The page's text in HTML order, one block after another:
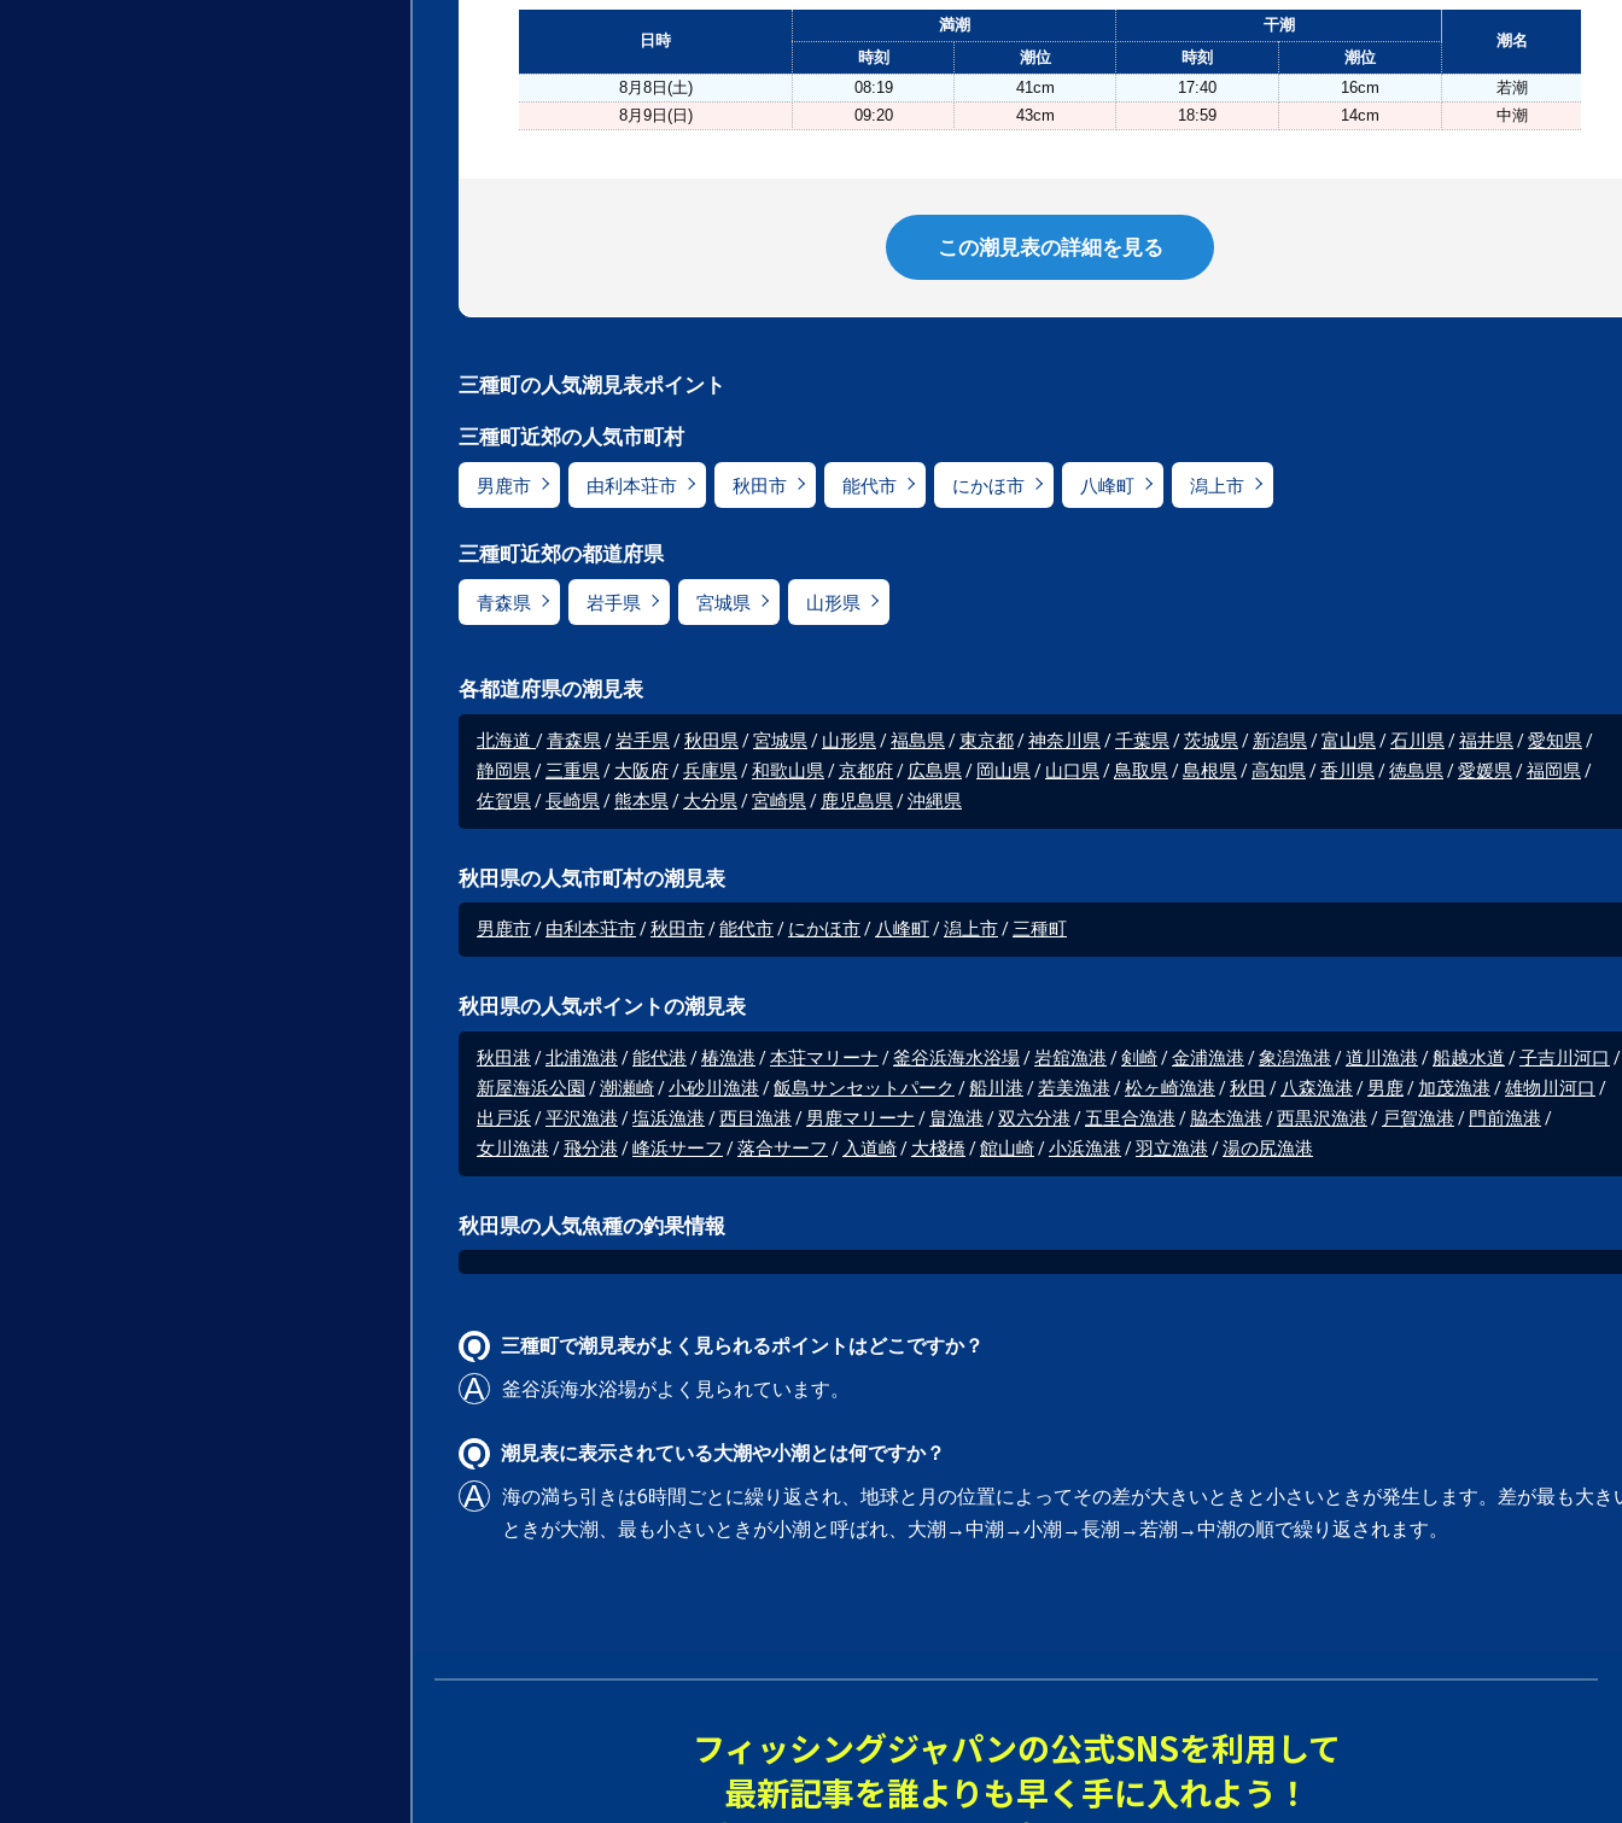
日時
満潮
干潮
潮名
時刻
潮位 時刻
潮位
8月8日(土)
08:19 41cm 17:40 16cm
若潮
8月9日(日)
09:20 43cm 18:59 14cm 中潮
この潮見表の詳細を見る
三種町の人気潮見表ポイント
三種町近郊の人気市町村
男鹿市 由利本荘市 秋田市 能代市 にかほ市 八峰町 潟上市
三種町近郊の都道府県
青森県 岩手県 宮城県 山形県
各都道府県の潮見表
北海道 青森県 岩手県 秋田県 宮城県 山形県 福島県 東京都 神奈川県 千葉県 茨城県 新潟県 富山県 石川県 福井県
愛知県
静岡県
三重県 大阪府 兵庫県 和歌山県 京都府 広島県 岡山県 山口県 鳥取県 島根県 高知県 香川県 徳島県 愛媛県
福岡県
佐賀県
長崎県 熊本県 大分県 宮崎県 鹿児島県 沖縄県
秋田県の人気市町村の潮見表
男鹿市 由利本荘市 秋田市 能代市 にかほ市 八峰町 潟上市 三種町
秋田県の人気ポイントの潮見表
秋田港 北浦漁港 能代港 椿漁港 本荘マリーナ 釜谷浜海水浴場 岩舘漁港 剣崎 金浦漁港 象潟漁港 道川漁港 船越水道
子吉川河口
新屋海浜公園
潮瀬崎 小砂川漁港 飯島サンセットパーク 船川港 若美漁港 松ヶ崎漁港 秋田 八森漁港 男鹿 加茂漁港
雄物川河口
出戸浜
平沢漁港 塩浜漁港 西目漁港 男鹿マリーナ 畠漁港 双六分港 五里合漁港 脇本漁港 西黒沢漁港 戸賀漁港
門前漁港
女川漁港
飛分港 峰浜サーフ 落合サーフ 入道崎 大棧橋 館山崎 小浜漁港 羽立漁港 湯の尻漁港
秋田県の人気魚種の釣果情報
三種町で潮見表がよく見られるポイントはどこですか？
釜谷浜海水浴場がよく見られています。
潮見表に表示されている大潮や小潮とは何ですか？
海の満ち引きは6時間ごとに繰り返され、地球と月の位置によってその差が大きいときと小さいときが発生します。差が最も大き
ときが大潮、最も小さいときが小潮と呼ばれ、大潮→中潮→小潮→長潮→若潮→中潮の順で繰り返されます。
フィッシングジャパンの公式SNSを利用して
最新記事を誰よりも早く手に入れよう！